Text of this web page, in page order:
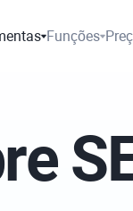
Funções